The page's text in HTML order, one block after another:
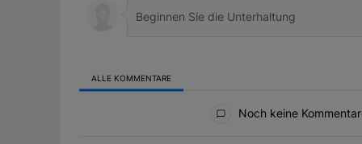
ALLE KOMMENTARE
Noch keine